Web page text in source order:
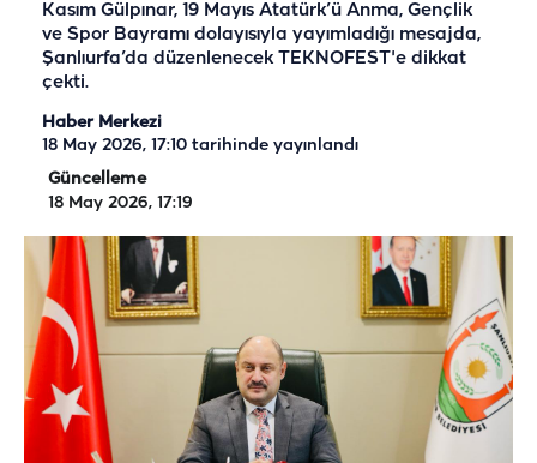
Kasım Gülpınar, 19 Mayıs Atatürk’ü Anma, Gençlik
ve Spor Bayramı dolayısıyla yayımladığı mesajda,
Şanlıurfa’da düzenlenecek TEKNOFEST'e dikkat
çekti.
Haber Merkezi
18 May 2026, 17:10 tarihinde yayınlandı
Güncelleme
18 May 2026, 17:19